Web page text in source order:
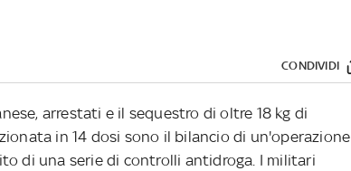
CONDIVIDI
arrestati e il sequestro di oltre 18 kg di
in 14 dosi sono il bilancio di un'operazione
di una serie di controlli antidroga. I militari